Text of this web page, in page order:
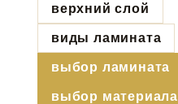
верхний слой
виды ламината
выбор ламината
выбор материала